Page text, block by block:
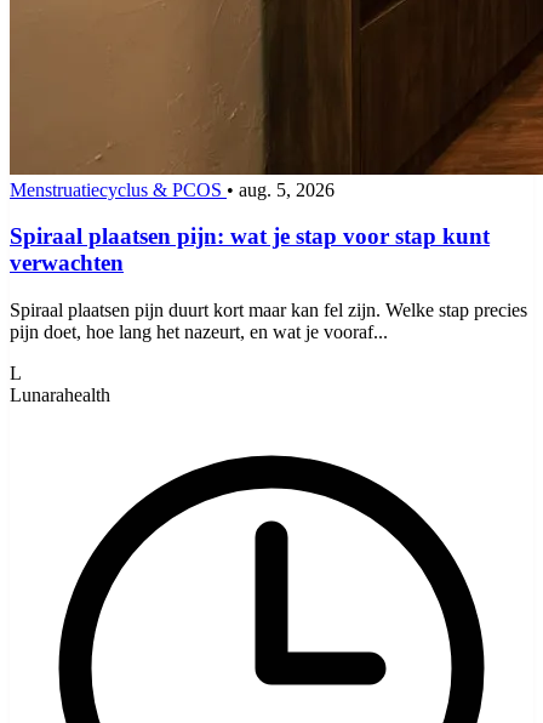
Menstruatiecyclus & PCOS • aug. 5, 2026
Spiraal plaatsen pijn: wat je stap voor stap kunt
verwachten
Spiraal plaatsen pijn duurt kort maar kan fel zijn. Welke stap precies
pijn doet, hoe lang het nazeurt, en wat je vooraf...
L
Lunarahealth